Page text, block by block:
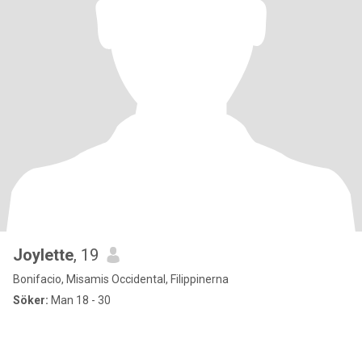
Joylette, 19
Bonifacio, Misamis Occidental, Filippinerna
Söker: Man 18 - 30